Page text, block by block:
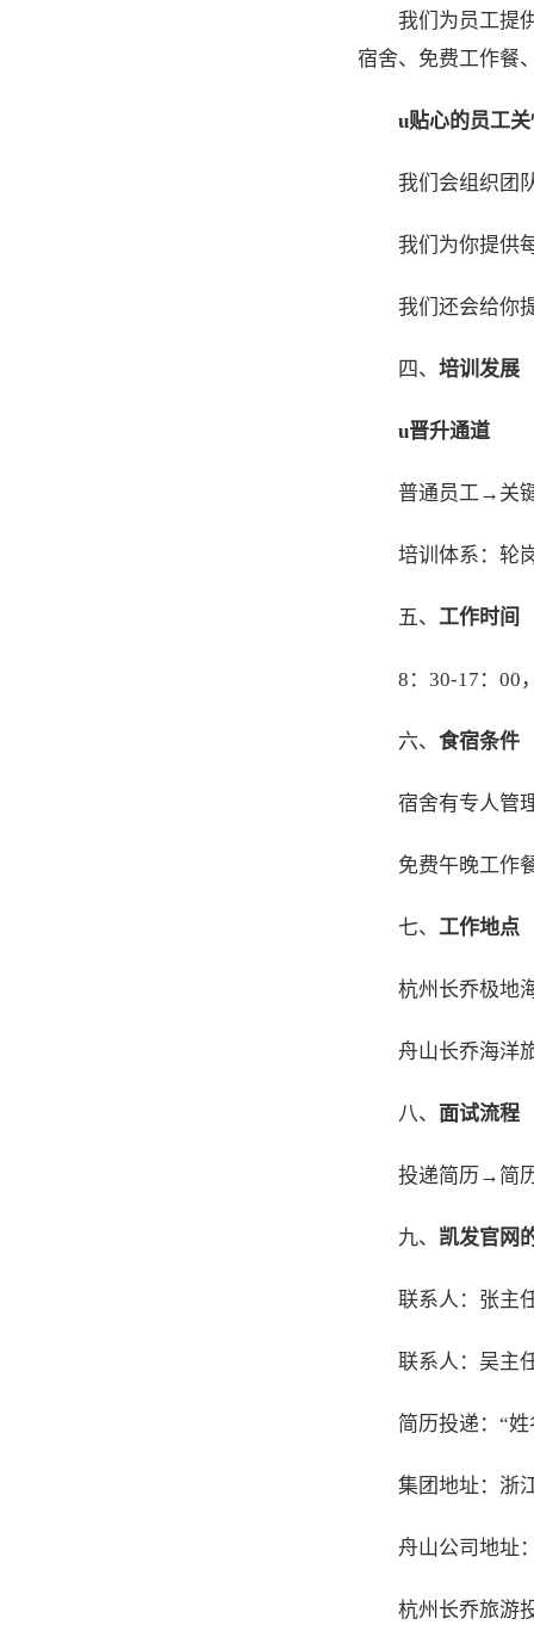
我们为员工提
宿舍、免费工作餐
u贴心的员工
我们会组织团
我们为你提供
我们还会给你
四、 培训发展
u晋升通道
普通员工→关
培训体系：轮
五、 工作时间
8：30-17：00
六、 食宿条件
宿舍有专人管
免费午晚工作
七、 工作地点
杭州长乔极地
舟山长乔海洋
八、 面试流程
投递简历→简
九、 凯发官网
联系人：张主
联系人：吴主
简历投递：“
集团地址：浙
舟山公司地址
杭州长乔旅游